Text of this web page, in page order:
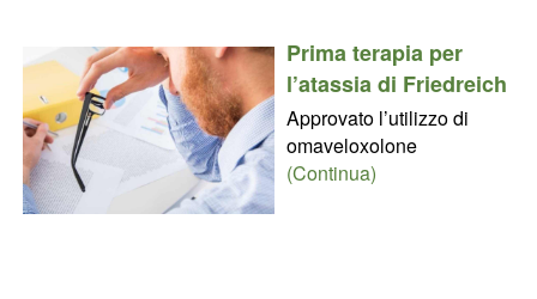
Prima terapia per
l’atassia di Friedreich
Approvato l’utilizzo di
omaveloxolone
(Continua)